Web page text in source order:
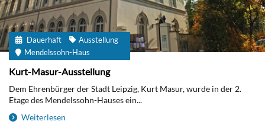
Dauerhaft
Ausstellung
Mendelssohn-Haus
Kurt-Masur-Ausstellung
Dem Ehrenbürger der Stadt Leipzig, Kurt Masur, wurde in der 2.
Etage des Mendelssohn-Hauses ein...
Weiterlesen